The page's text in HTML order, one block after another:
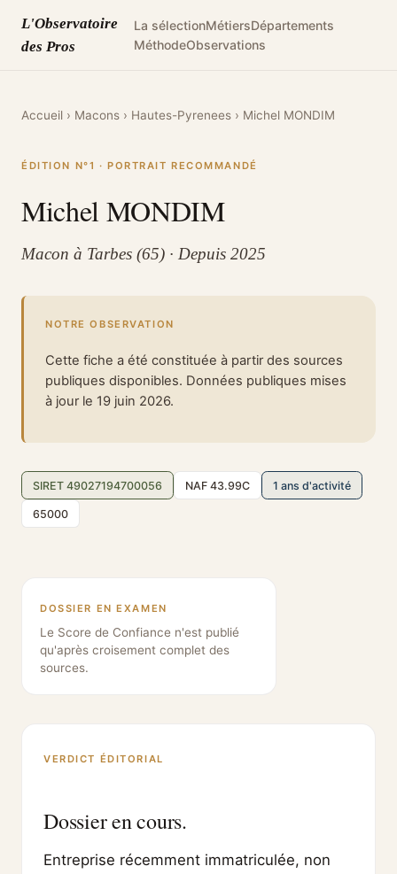
L'Observatoire
des Pros
La sélectionMétiersDépartements
MéthodeObservations
Accueil › Macons › Hautes-Pyrenees › Michel MONDIM
ÉDITION N°1 · PORTRAIT RECOMMANDÉ
Michel MONDIM
Macon à Tarbes (65) · Depuis 2025
NOTRE OBSERVATION
Cette fiche a été constituée à partir des sources
publiques disponibles. Données publiques mises
à jour le 19 juin 2026.
SIRET 49027194700056 NAF 43.99C 1 ans d'activité
65000
DOSSIER EN EXAMEN
Le Score de Confiance n'est publié
qu'après croisement complet des
sources.
VERDICT ÉDITORIAL
Dossier en cours.
Entreprise récemment immatriculée, non